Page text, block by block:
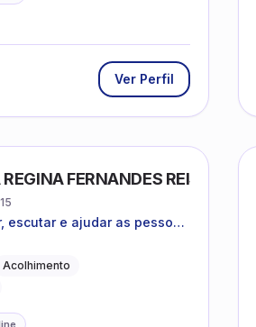
Ver Perfil
FERNANDES REIS FRIAS
escutar e ajudar as pessoas
Acolhimento